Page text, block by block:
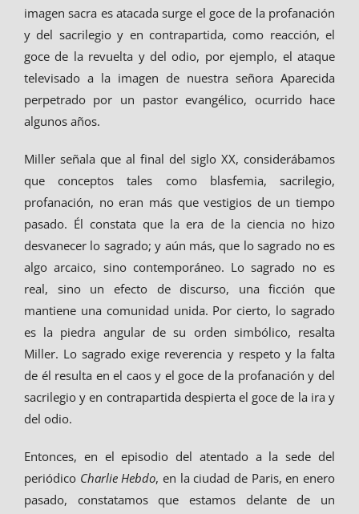
imagen sacra es atacada surge el goce de la profanación
y del sacrilegio y en contrapartida, como reacción, el
goce de la revuelta y del odio, por ejemplo, el ataque
televisado a la imagen de nuestra señora Aparecida
perpetrado por un pastor evangélico, ocurrido hace
algunos años.
Miller señala que al final del siglo XX, considerábamos
que conceptos tales como blasfemia, sacrilegio,
profanación, no eran más que vestigios de un tiempo
pasado. Él constata que la era de la ciencia no hizo
desvanecer lo sagrado; y aún más, que lo sagrado no es
algo arcaico, sino contemporáneo. Lo sagrado no es
real, sino un efecto de discurso, una ficción que
mantiene una comunidad unida. Por cierto, lo sagrado
es la piedra angular de su orden simbólico, resalta
Miller. Lo sagrado exige reverencia y respeto y la falta
de él resulta en el caos y el goce de la profanación y del
sacrilegio y en contrapartida despierta el goce de la ira y
del odio.
Entonces, en el episodio del atentado a la sede del
periódico Charlie Hebdo, en la ciudad de Paris, en enero
pasado, constatamos que estamos delante de un